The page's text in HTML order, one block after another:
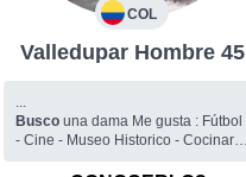
COL
Valledupar Hombre 45
...
Busco una dama Me gusta : Fútbol
- Cine - Museo Historico - Cocinar -